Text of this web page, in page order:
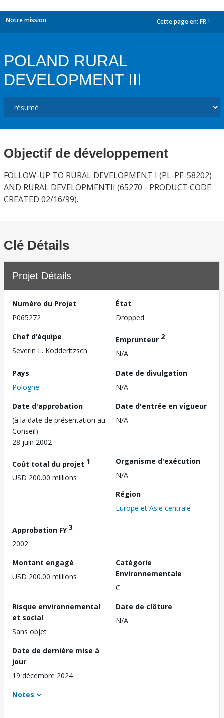
Notre mission Cette page en: FR
POLAND RURAL
DEVELOPMENT III
Objectif de développement
FOLLOW-UP TO RURAL DEVELOPMENT I (PL-PE-58202)
AND RURAL DEVELOPMENTII (65270 - PRODUCT CODE
CREATED 02/16/99).
Clé Détails
Projet Détails
Numéro du Projet
P065272
État
Dropped
Chef d’équipe
Severin L. Kodderitzsch
Emprunteur 2
N/A
Pays
Pologne
Date de divulgation
N/A
Date d'approbation
(à la date de présentation au
Conseil)
28 juin 2002
Date d'entrée en vigueur
N/A
Coût total du projet 1
USD 200.00 millions
Organisme d'exécution
N/A
Région
Europe et Asie centrale
Approbation FY3
2002
Montant engagé
USD 200.00 millions
Catégorie
Environnementale
C
Risque environnemental
et social
Sans objet
Date de clôture
N/A
Date de dernière mise à
jour
19 décembre 2024
Notes